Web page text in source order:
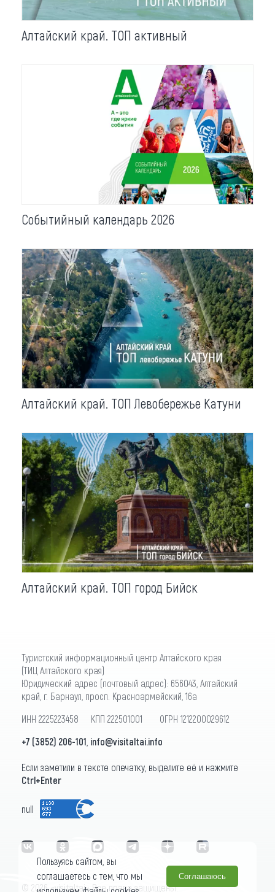
Алтайский край. ТОП активный
Событийный календарь 2026
Алтайский край. ТОП Левобережье Катуни
Алтайский край. ТОП город Бийск
Туристский информационный центр Алтайского края
(ТИЦ Алтайского края)
Юридический адрес (почтовый адрес): 656043, Алтайский
край, г. Барнаул, просп. Красноармейский, 16а
ИНН 2225223458 КПП 222501001 ОГРН 1212200029612
+7 (3852) 206-101 info@visitaltai.info
Если заметили в тексте опечатку, выделите её и нажмите
Ctrl+Enter
null
© 2026 «visitaltai» Все права защищены.
Пользуясь сайтом, вы
соглашаетесь с тем, что мы
Соглашаюсь